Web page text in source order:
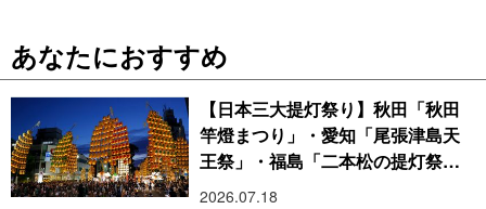
あなたにおすすめ
【日本三大提灯祭り】秋田「秋田
竿燈まつり」・愛知「尾張津島天
王祭」・福島「二本松の提灯祭
り」:おびただしい灯火が夜空を照
2026.07.18